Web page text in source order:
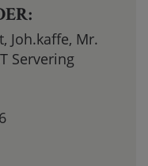
Joh.kaffe, Mr.
Servering